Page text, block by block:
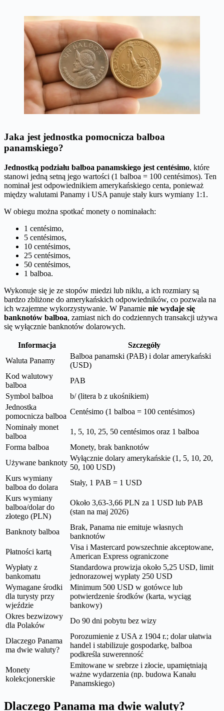
Jaka jest jednostka pomocnicza balboa
panamskiego?
Jednostką podziału balboa panamskiego jest centésimo, które
stanowi jedną setną jego wartości (1 balboa = 100 centésimos). Ten
nominał jest odpowiednikiem amerykańskiego centa, ponieważ
między walutami Panamy i USA panuje stały kurs wymiany 1:1.
W obiegu można spotkać monety o nominałach:
1 centésimo,
5 centésimos,
10 centésimos,
25 centésimos,
50 centésimos,
1 balboa.
Wykonuje się je ze stopów miedzi lub niklu, a ich rozmiary są
bardzo zbliżone do amerykańskich odpowiedników, co pozwala na
ich wzajemne wykorzystywanie. W Panamie nie wydaje się
banknotów balboa, zamiast nich do codziennych transakcji używa
się wyłącznie banknotów dolarowych.
Informacja
Szczegóły
Waluta Panamy
Balboa panamski (PAB) i dolar amerykański
(USD)
Kod walutowy
balboa
PAB
Symbol balboa
b/ (litera b z ukośnikiem)
Jednostka
pomocnicza balboa
Centésimo (1 balboa = 100 centésimos)
Nominały monet
balboa
1, 5, 10, 25, 50 centésimos oraz 1 balboa
Forma balboa
Monety, brak banknotów
Używane banknoty
Wyłącznie dolary amerykańskie (1, 5, 10, 20,
50, 100 USD)
Kurs wymiany
balboa do dolara
Stały, 1 PAB = 1 USD
Kurs wymiany
balboa/dolar do
złotego (PLN)
Około 3,63-3,66 PLN za 1 USD lub PAB
(stan na maj 2026)
Banknoty balboa
Brak, Panama nie emituje własnych
banknotów
Płatności kartą
Visa i Mastercard powszechnie akceptowane,
American Express ograniczone
Wypłaty z
bankomatu
Standardowa prowizja około 5,25 USD, limit
jednorazowej wypłaty 250 USD
Wymagane środki
dla turysty przy
wjeździe
Minimum 500 USD w gotówce lub
potwierdzenie środków (karta, wyciąg
bankowy)
Okres bezwizowy
dla Polaków
Do 90 dni pobytu bez wizy
Dlaczego Panama
ma dwie waluty?
Porozumienie z USA z 1904 r.; dolar ułatwia
handel i stabilizuje gospodarkę, balboa
podkreśla suwerenność
Monety
kolekcjonerskie
Emitowane w srebrze i złocie, upamiętniają
ważne wydarzenia (np. budowa Kanału
Panamskiego)
Dlaczego Panama ma dwie waluty?